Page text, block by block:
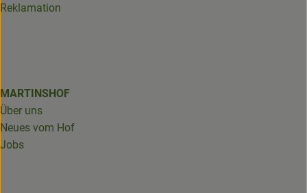
Reklamation
MARTINSHOF
Über uns
Neues vom Hof
Jobs